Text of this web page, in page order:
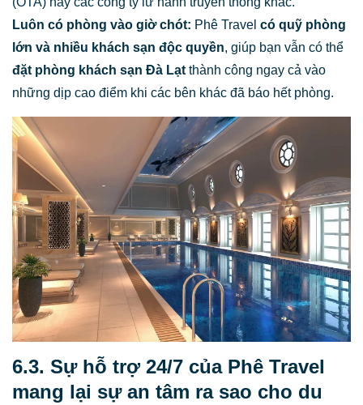
Luôn có phòng vào giờ chót: Phê Travel có quỹ phòng
lớn và nhiều khách sạn độc quyền, giúp bạn vẫn có thể
đặt phòng khách sạn Đà Lạt thành công ngay cả vào
những dịp cao điểm khi các bên khác đã báo hết phòng.
6.3. Sự hỗ trợ 24/7 của Phê Travel
mang lại sự an tâm ra sao cho du